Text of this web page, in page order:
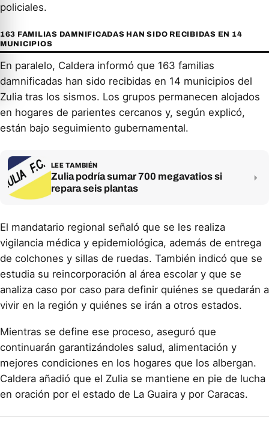
policiales.
163 FAMILIAS DAMNIFICADAS HAN SIDO RECIBIDAS EN 14
MUNICIPIOS
En paralelo, Caldera informó que 163 familias
damnificadas han sido recibidas en 14 municipios del
Zulia tras los sismos. Los grupos permanecen alojados
en hogares de parientes cercanos y, según explicó,
están bajo seguimiento gubernamental.
LEE TAMBIÉN
Zulia podría sumar 700 megavatios si
repara seis plantas
El mandatario regional señaló que se les realiza
vigilancia médica y epidemiológica, además de entrega
de colchones y sillas de ruedas. También indicó que se
estudia su reincorporación al área escolar y que se
analiza caso por caso para definir quiénes se quedarán a
vivir en la región y quiénes se irán a otros estados.
Mientras se define ese proceso, aseguró que
continuarán garantizándoles salud, alimentación y
mejores condiciones en los hogares que los albergan.
Caldera añadió que el Zulia se mantiene en pie de lucha
en oración por el estado de La Guaira y por Caracas.